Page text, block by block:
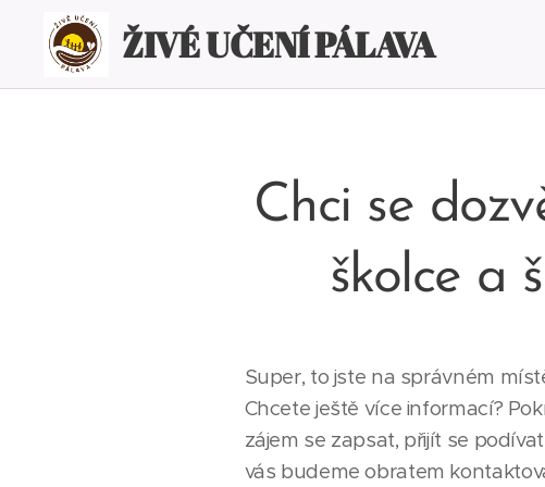
ŽIVÉ UČENÍ PÁLAVA
Chci se
školce a
Super, to jste na správném
Chcete ještě více informací?
zájem se zapsat, přijít se
vás budeme obratem